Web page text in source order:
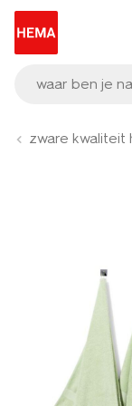
waar ben je
zware kwaliteit